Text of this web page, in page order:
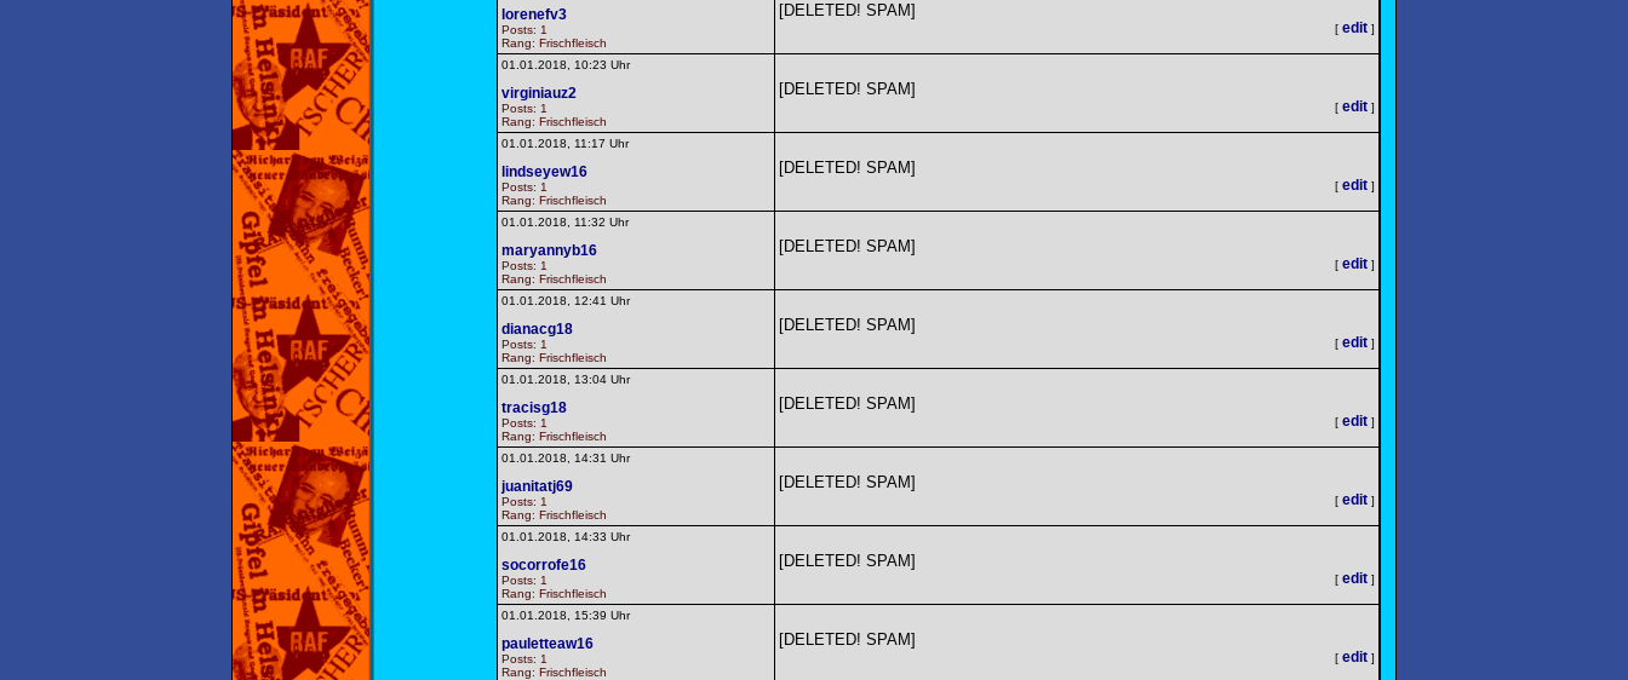
lorenefv3
Posts: 1
Rang: Frischfleisch
[DELETED! SPAM]
[ edit ]
01.01.2018, 10:23 Uhr
virginiauz2
Posts: 1
Rang: Frischfleisch
[DELETED! SPAM]
[ edit ]
01.01.2018, 11:17 Uhr
lindseyew16
Posts: 1
Rang: Frischfleisch
[DELETED! SPAM]
[ edit ]
01.01.2018, 11:32 Uhr
maryannyb16
Posts: 1
Rang: Frischfleisch
[DELETED! SPAM]
[ edit ]
01.01.2018, 12:41 Uhr
dianacg18
Posts: 1
Rang: Frischfleisch
[DELETED! SPAM]
[ edit ]
01.01.2018, 13:04 Uhr
tracisg18
Posts: 1
Rang: Frischfleisch
[DELETED! SPAM]
[ edit ]
01.01.2018, 14:31 Uhr
juanitatj69
Posts: 1
Rang: Frischfleisch
[DELETED! SPAM]
[ edit ]
01.01.2018, 14:33 Uhr
socorrofe16
Posts: 1
Rang: Frischfleisch
[DELETED! SPAM]
[ edit ]
01.01.2018, 15:39 Uhr
pauletteaw16
Posts: 1
Rang: Frischfleisch
[DELETED! SPAM]
[ edit ]